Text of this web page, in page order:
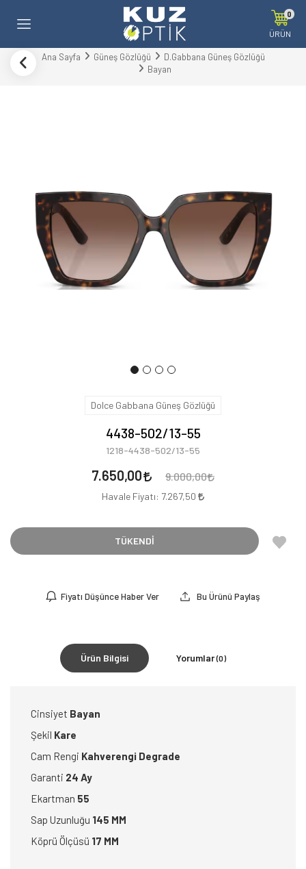
0
ÜRÜN
Ana Sayfa Güneş Gözlüğü
D.Gabbana Güneş Gözlüğü
Bayan
Dolce Gabbana Güneş Gözlüğü
4438-502/13-55
1218-4438-502/13-55
7.650,00 9.000,00
Havale Fiyatı: 7.267,50
TÜKENDİ
Fiyatı Düşünce Haber Ver Bu Ürünü Paylaş
Ürün Bilgisi Yorumlar(0)
Cinsiyet Bayan
Şekil Kare
Cam Rengi Kahverengi Degrade
Garanti 24 Ay
Ekartman 55
Sap Uzunluğu 145 MM
Köprü Ölçüsü 17 MM